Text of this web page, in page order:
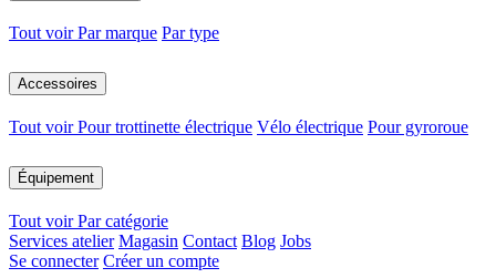
Tout voirPar marque Par type
Accessoires
Tout voirPour trottinette électrique Vélo électrique Pour gyroroue
Équipement
Tout voirPar catégorie
Services atelier Magasin Contact Blog Jobs
Se connecter Créer un compte